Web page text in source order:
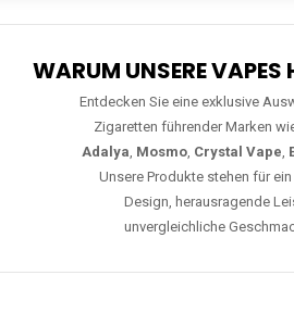
WARUM UNSERE VAPES
Entdecken Sie eine exklusive
Zigaretten führender Marken
Adalya, Mosmo, Crystal Vape,
Unsere Produkte stehen für
Design, herausragende
unvergleichliche